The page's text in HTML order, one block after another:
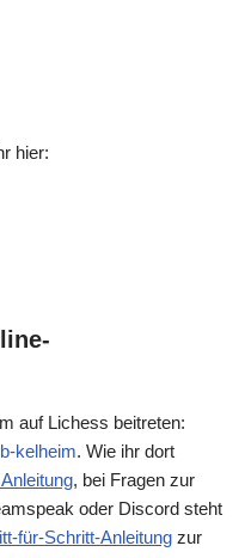
hier:
auf Lichess beitreten:
kelheim. Wie ihr dort
, bei Fragen zur
oder Discord steht
für-Schritt-Anleitung zur